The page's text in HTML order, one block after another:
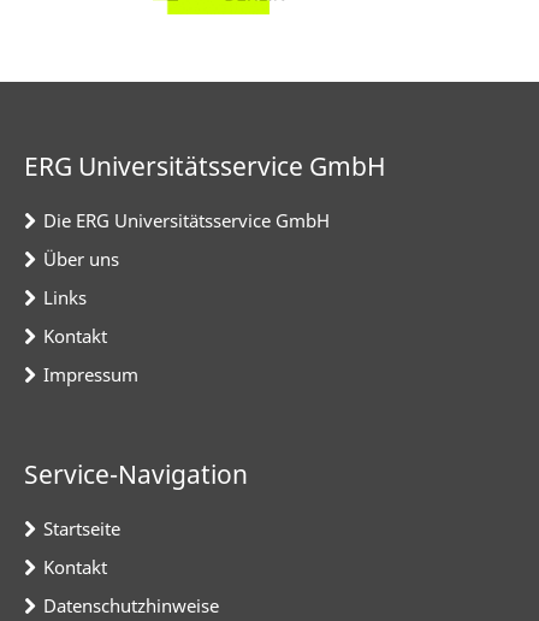
ERG Universitätsservice GmbH
Die ERG Universitätsservice GmbH
Über uns
Links
Kontakt
Impressum
Service-Navigation
Startseite
Kontakt
Datenschutzhinweise